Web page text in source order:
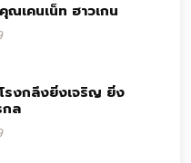
เคนเน็ท ฮาวเกน
งกลึงยิ่งเจริญ ยิ่ง
กล